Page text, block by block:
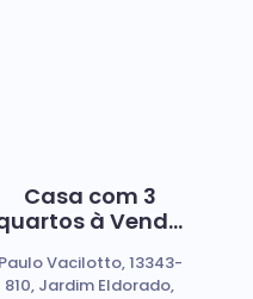
Casa com 3
à Venda
Bairro Jardim
Paulo Vacilotto, 13343-
810, Jardim Eldorado,